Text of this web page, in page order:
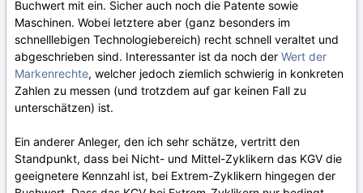
Buchwert mit ein. Sicher auch noch die Patente sowie
Maschinen. Wobei letztere aber (ganz besonders im
schnelllebigen Technologiebereich) recht schnell veraltet und
abgeschrieben sind. Interessanter ist da noch der Wert der
Markenrechte, welcher jedoch ziemlich schwierig in konkreten
Zahlen zu messen (und trotzdem auf gar keinen Fall zu
unterschätzen) ist.
Ein anderer Anleger, den ich sehr schätze, vertritt den
Standpunkt, dass bei Nicht- und Mittel-Zyklikern das KGV die
geeignetere Kennzahl ist, bei Extrem-Zyklikern hingegen der